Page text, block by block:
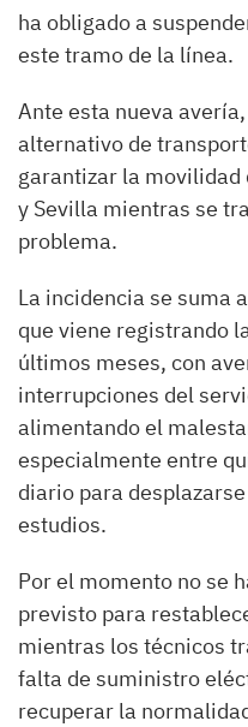
ha obligado a
este tramo de la línea.
Ante esta nueva
alternativo de
garantizar la movilidad
y Sevilla mientras se
problema.
La incidencia se suma
que viene registrando
últimos meses, con
interrupciones del
alimentando el
especialmente entre
diario para
estudios.
Por el momento no se
previsto para
mientras los técnicos
falta de suministro
recuperar la